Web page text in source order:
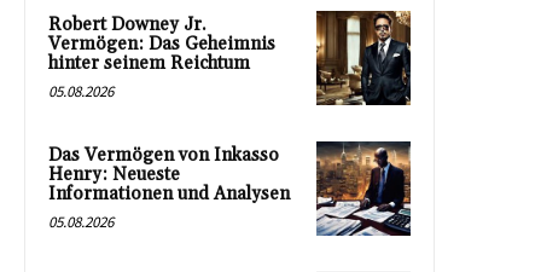
Robert Downey Jr.
Vermögen: Das Geheimnis
hinter seinem Reichtum
05.08.2026
Das Vermögen von Inkasso
Henry: Neueste
Informationen und Analysen
05.08.2026